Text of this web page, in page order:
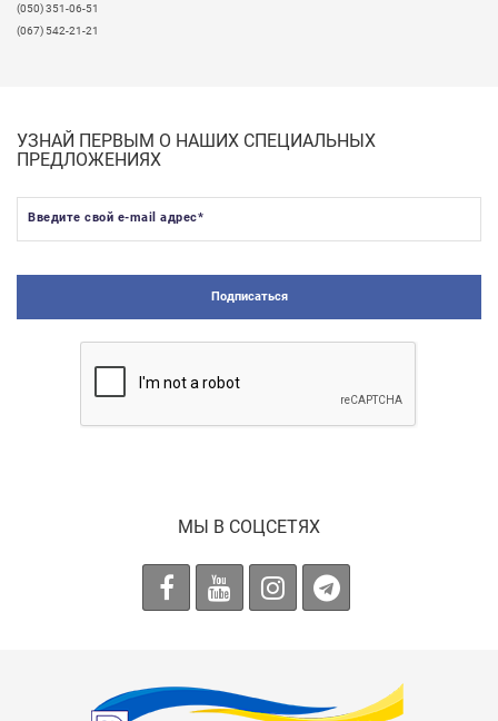
(050) 351-06-51
(067) 542-21-21
УЗНАЙ ПЕРВЫМ О НАШИХ СПЕЦИАЛЬНЫХ
ПРЕДЛОЖЕНИЯХ
Введите свой e-mail адрес*
Подписаться
МЫ В СОЦСЕТЯХ